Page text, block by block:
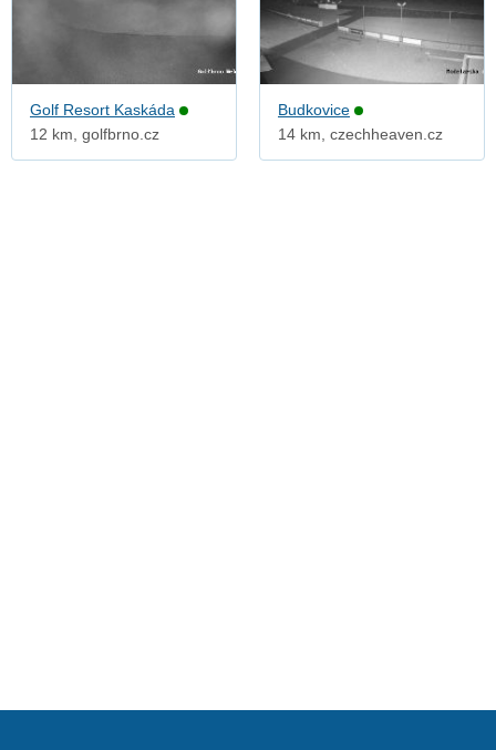
Golf Resort Kaskáda
12 km, golfbrno.cz
Budkovice
14 km, czechheaven.cz